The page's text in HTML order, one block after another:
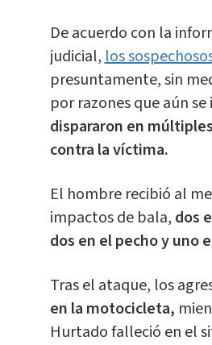
De acuerdo con la
judicial,los
presuntamente, sin
por razones que aún
dispararon en
contra la víctima.
El hombre recibió al
impactos de bala, dos
dos en el pecho y uno
Tras el ataque, los
en la motocicleta,
Hurtado falleció en el